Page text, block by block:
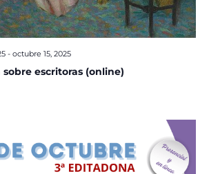
escritoras (online)
- octubre 15, 2025